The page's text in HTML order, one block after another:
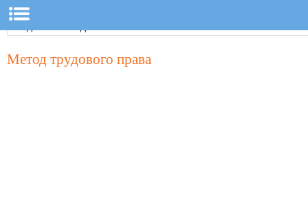
Метод трудового права